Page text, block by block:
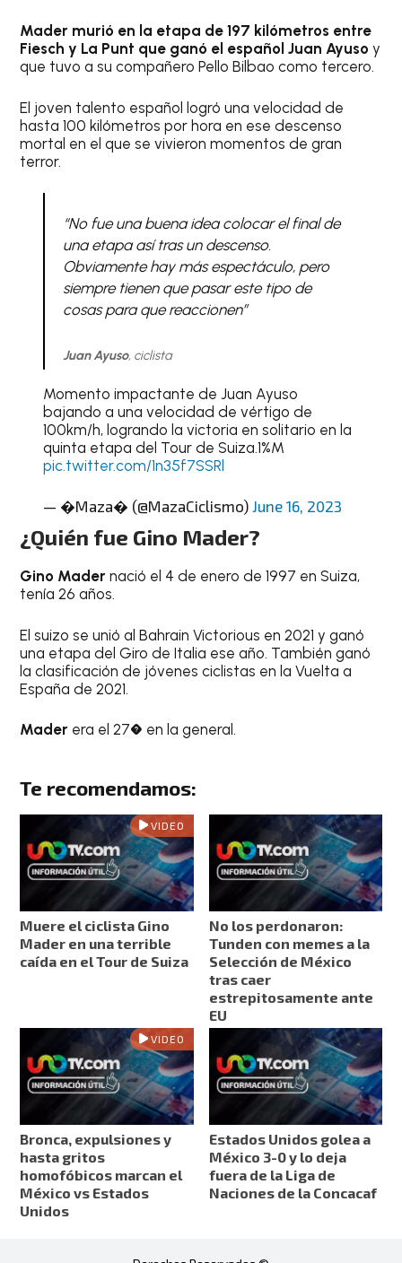
Mader murió en la etapa de 197 kilómetros entre
Fiesch y La Punt que ganó el español Juan Ayuso y
que tuvo a su compañero Pello Bilbao como tercero.
El joven talento español logró una velocidad de
hasta 100 kilómetros por hora en ese descenso
mortal en el que se vivieron momentos de gran
terror.
“No fue una buena idea colocar el final de
una etapa así tras un descenso.
Obviamente hay más espectáculo, pero
siempre tienen que pasar este tipo de
cosas para que reaccionen”
Juan Ayuso, ciclista
Momento impactante de Juan Ayuso
bajando a una velocidad de vértigo de
100km/h, logrando la victoria en solitario en la
quinta etapa del Tour de Suiza.1%M
pic.twitter.com/1n35f7SSRl
— �Maza� (@MazaCiclismo) June 16, 2023
¿Quién fue Gino Mader?
Gino Mader nació el 4 de enero de 1997 en Suiza,
tenía 26 años.
El suizo se unió al Bahrain Victorious en 2021 y ganó
una etapa del Giro de Italia ese año. También ganó
la clasificación de jóvenes ciclistas en la Vuelta a
España de 2021.
Mader era el 27� en la general.
Te recomendamos:
VIDEO
Muere el ciclista Gino
Mader en una terrible
caída en el Tour de Suiza
No los perdonaron:
Tunden con memes a la
Selección de México
tras caer
estrepitosamente ante
EU
VIDEO
Bronca, expulsiones y
hasta gritos
homofóbicos marcan el
México vs Estados
Unidos
Estados Unidos golea a
México 3-0 y lo deja
fuera de la Liga de
Naciones de la Concacaf